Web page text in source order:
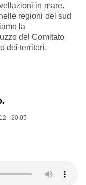
in mare.
regioni del sud
la
del Comitato
dei territori.
- 20:05